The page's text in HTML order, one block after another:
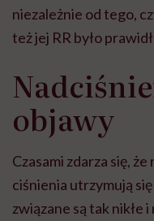
niezależnie od tego,
też jej RR było
objawy
Czasami zdarza się,
ciśnienia utrzymują
związane są tak nikłe